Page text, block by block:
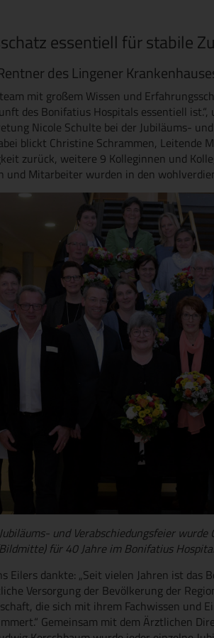
essentiell für stabile
des Lingener
mit großem Wissen und
des Bonifatius Hospitals essentiell
Nicole Schulte bei der Jubiläums-
blickt Christine Schrammen, Leitende
zurück, weitere 9 Kolleginnen und
und Mitarbeiter wurden in den
und Verabschiedungsfeier
für 40 Jahre im Bonifatius
Eilers dankte: „Seit vielen Jahren ist
Versorgung der Bevölkerung der
die sich mit ihrem Fachwissen und
Gemeinsam mit dem Ärztlichen